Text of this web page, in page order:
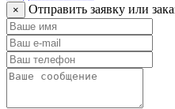
× Отправить заявку или